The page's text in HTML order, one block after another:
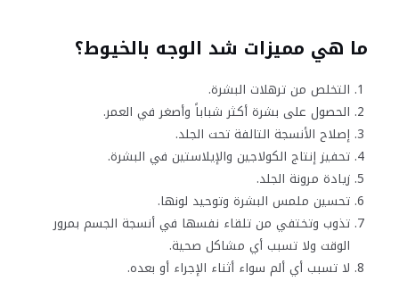
ما هي مميزات شد الوجه بالخيوط؟
التخلص من ترهلات البشرة.
الحصول على بشرة أكثر شباباً وأصغر في العمر.
إصلاح الأنسجة التالفة تحت الجلد.
تحفيز إنتاج الكولاجين والإيلاستين في البشرة.
زيادة مرونة الجلد.
تحسين ملمس البشرة وتوحيد لونها.
تذوب وتختفي من تلقاء نفسها في أنسجة الجسم بمرور
الوقت ولا تسبب أي مشاكل صحية.
لا تسبب أي ألم سواء أثناء الإجراء أو بعده.